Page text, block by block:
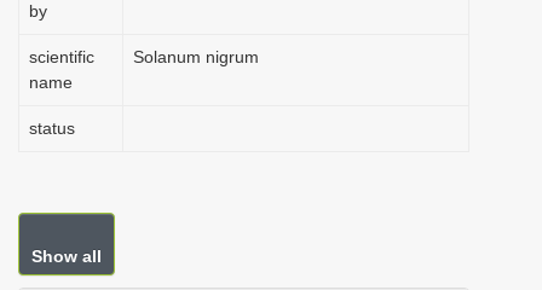
by
scientific
name
Solanum nigrum
status
Show all